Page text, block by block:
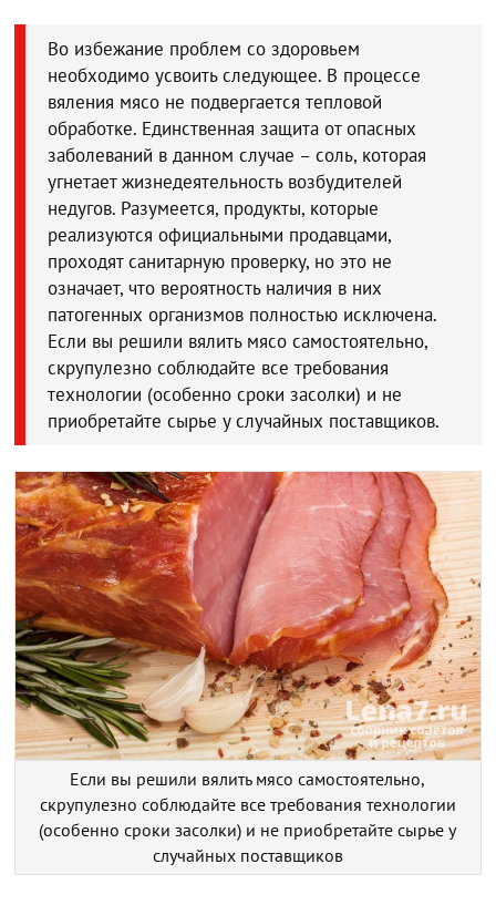
Во избежание проблем со здоровьем
необходимо усвоить следующее. В процессе
вяления мясо не подвергается тепловой
обработке. Единственная защита от опасных
заболеваний в данном случае – соль, которая
угнетает жизнедеятельность возбудителей
недугов. Разумеется, продукты, которые
реализуются официальными продавцами,
проходят санитарную проверку, но это не
означает, что вероятность наличия в них
патогенных организмов полностью исключена.
Если вы решили вялить мясо самостоятельно,
скрупулезно соблюдайте все требования
технологии (особенно сроки засолки) и не
приобретайте сырье у случайных поставщиков.
Если вы решили вялить мясо самостоятельно,
скрупулезно соблюдайте все требования технологии
(особенно сроки засолки) и не приобретайте сырье у
случайных поставщиков